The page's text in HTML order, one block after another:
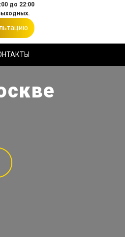
до 22:00